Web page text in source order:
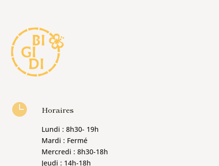
 Horaires
Lundi : 8h30- 19h
Mardi : Fermé
Mercredi : 8h30-18h
Jeudi : 14h-18h